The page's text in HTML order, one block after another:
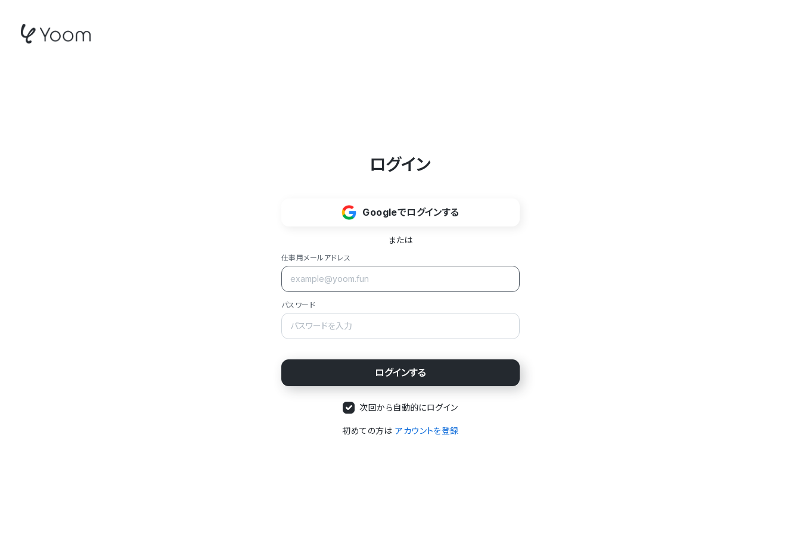
ログイン
Googleでログインする
または
仕事用メールアドレス
パスワード
次回から自動的にログイン
初めての方はアカウントを登録